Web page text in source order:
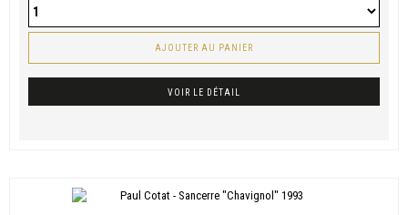
AJOUTER AU PANIER
VOIR LE DÉTAIL